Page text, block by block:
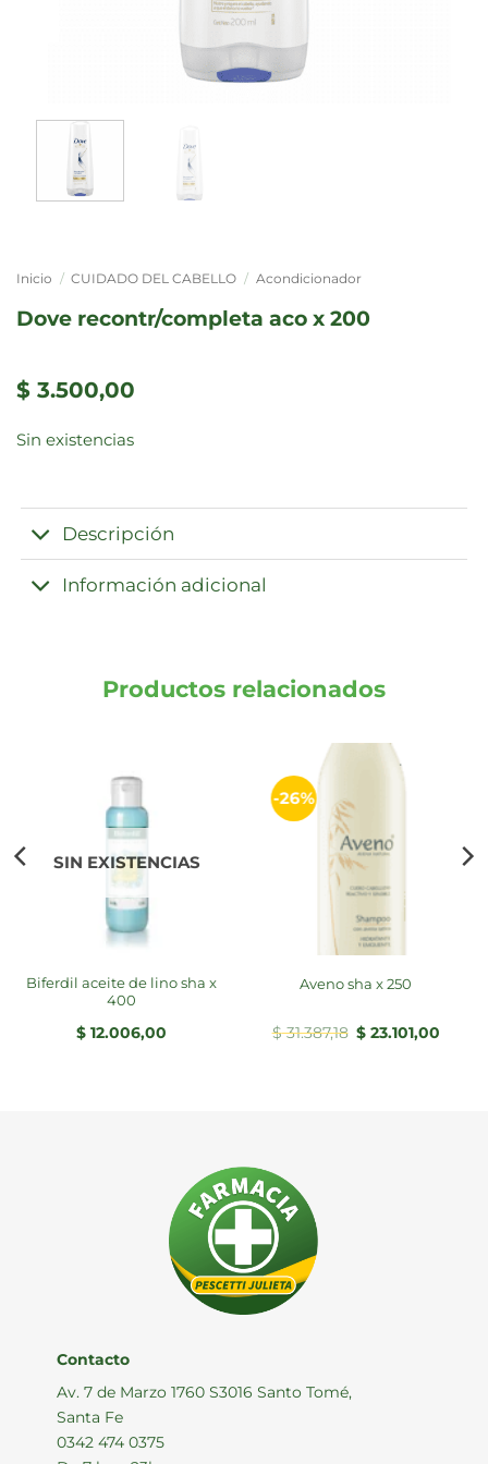
Inicio / CUIDADO DEL CABELLO / Acondicionador
dove recontr/completa aco x 200
$ 3.500,00
Sin existencias
Descripción
Información adicional
Productos relacionados
SIN EXISTENCIAS
biferdil aceite de lino sha x
400
$12.006,00
-26%
aveno sha x 250
$31.387,18 El
precio
$23.101,00El
Contacto
Av. 7 de Marzo 1760 S3016 Santo Tomé,
Santa Fe
0342 474 0375